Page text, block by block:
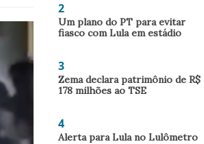
2
Um plano do PT para evitar
fiasco com Lula em estádio
3
Zema declara patrimônio de R$
178 milhões ao TSE
4
Alerta para Lula no Lulômetro